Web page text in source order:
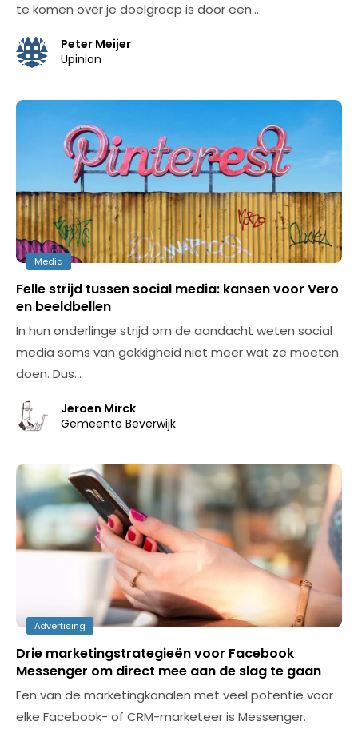
te komen over je doelgroep is door een…
Peter Meijer
Upinion
Media
Felle strijd tussen social media: kansen voor Vero
en beeldbellen
In hun onderlinge strijd om de aandacht weten social
media soms van gekkigheid niet meer wat ze moeten
doen. Dus…
Jeroen Mirck
Gemeente Beverwijk
Advertising
Drie marketingstrategieën voor Facebook
Messenger om direct mee aan de slag te gaan
Een van de marketingkanalen met veel potentie voor
elke Facebook- of CRM-marketeer is Messenger.